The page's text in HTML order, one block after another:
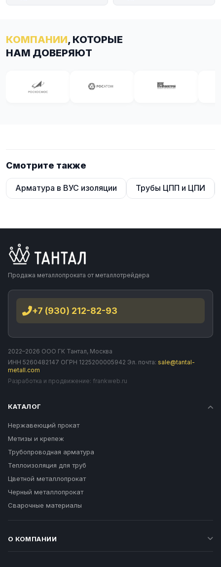
КОМПАНИИ, КОТОРЫЕ
НАМ ДОВЕРЯЮТ
Смотрите также
Арматура в ВУС изоляции Трубы ЦПП и ЦПИ
Продажа металлопроката от металлотрейдера
+7 (930) 212-82-93
2022–2026 ООО ГК Тантал, Москва
ИНН 5260482147 ОГРН 1225200005942 Эл. почта: sale@tantal-
metall.com
Разработка и продвижение: frankweb.ru
КАТАЛОГ
Нержавеющий прокат
Метизы и крепеж
Трубопроводная арматура
Теплоизоляция для труб
Цветной металлопрокат
Черный металлопрокат
Сварочные материалы
О КОМПАНИИ